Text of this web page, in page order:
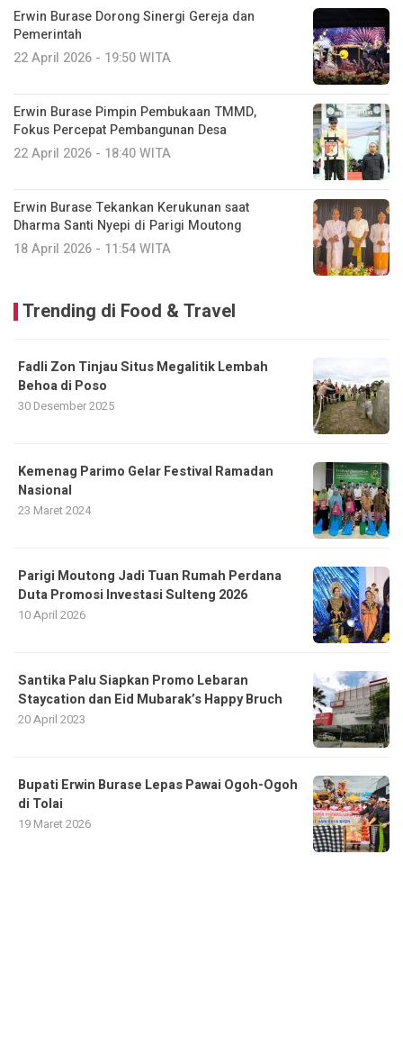
Erwin Burase Dorong Sinergi Gereja dan
Pemerintah
22 April 2026 - 19:50 WITA
Erwin Burase Pimpin Pembukaan TMMD,
Fokus Percepat Pembangunan Desa
22 April 2026 - 18:40 WITA
Erwin Burase Tekankan Kerukunan saat
Dharma Santi Nyepi di Parigi Moutong
18 April 2026 - 11:54 WITA
Trending di Food & Travel
Fadli Zon Tinjau Situs Megalitik Lembah
Behoa di Poso
30 Desember 2025
Kemenag Parimo Gelar Festival Ramadan
Nasional
23 Maret 2024
Parigi Moutong Jadi Tuan Rumah Perdana
Duta Promosi Investasi Sulteng 2026
10 April 2026
Santika Palu Siapkan Promo Lebaran
Staycation dan Eid Mubarak’s Happy Bruch
20 April 2023
Bupati Erwin Burase Lepas Pawai Ogoh-Ogoh
di Tolai
19 Maret 2026